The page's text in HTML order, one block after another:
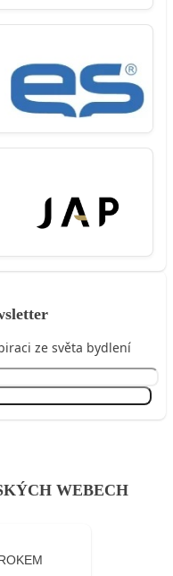
ze světa bydlení
WEBECH